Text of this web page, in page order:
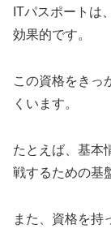
ITパスポートは
効果的です。
この資格をきっ
くいます。
たとえば、基本
戦するための基
また、資格を持